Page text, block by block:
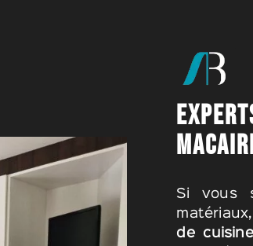
Si vous
de cuisine